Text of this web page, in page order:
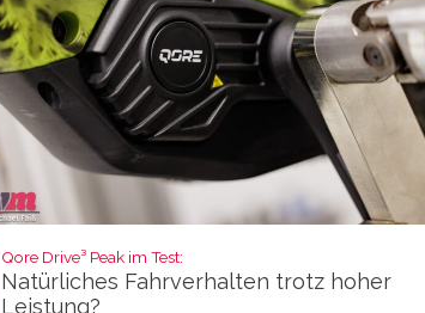
Qore Drive³ Peak im Test:
Natürliches Fahrverhalten trotz hoher
Leistung?